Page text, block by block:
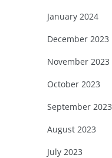
January 2024
December 2023
November 2023
October 2023
September 2023
August 2023
July 2023